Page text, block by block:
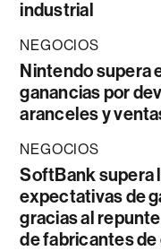
industrial
NEGOCIOS
Nintendo supera
ganancias por
aranceles y
NEGOCIOS
SoftBank supera
expectativas de
gracias al
de fabricantes